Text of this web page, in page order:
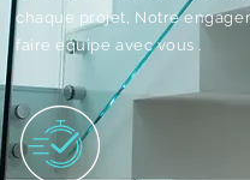
chaque projet, Notre
faire équipe avec vous .